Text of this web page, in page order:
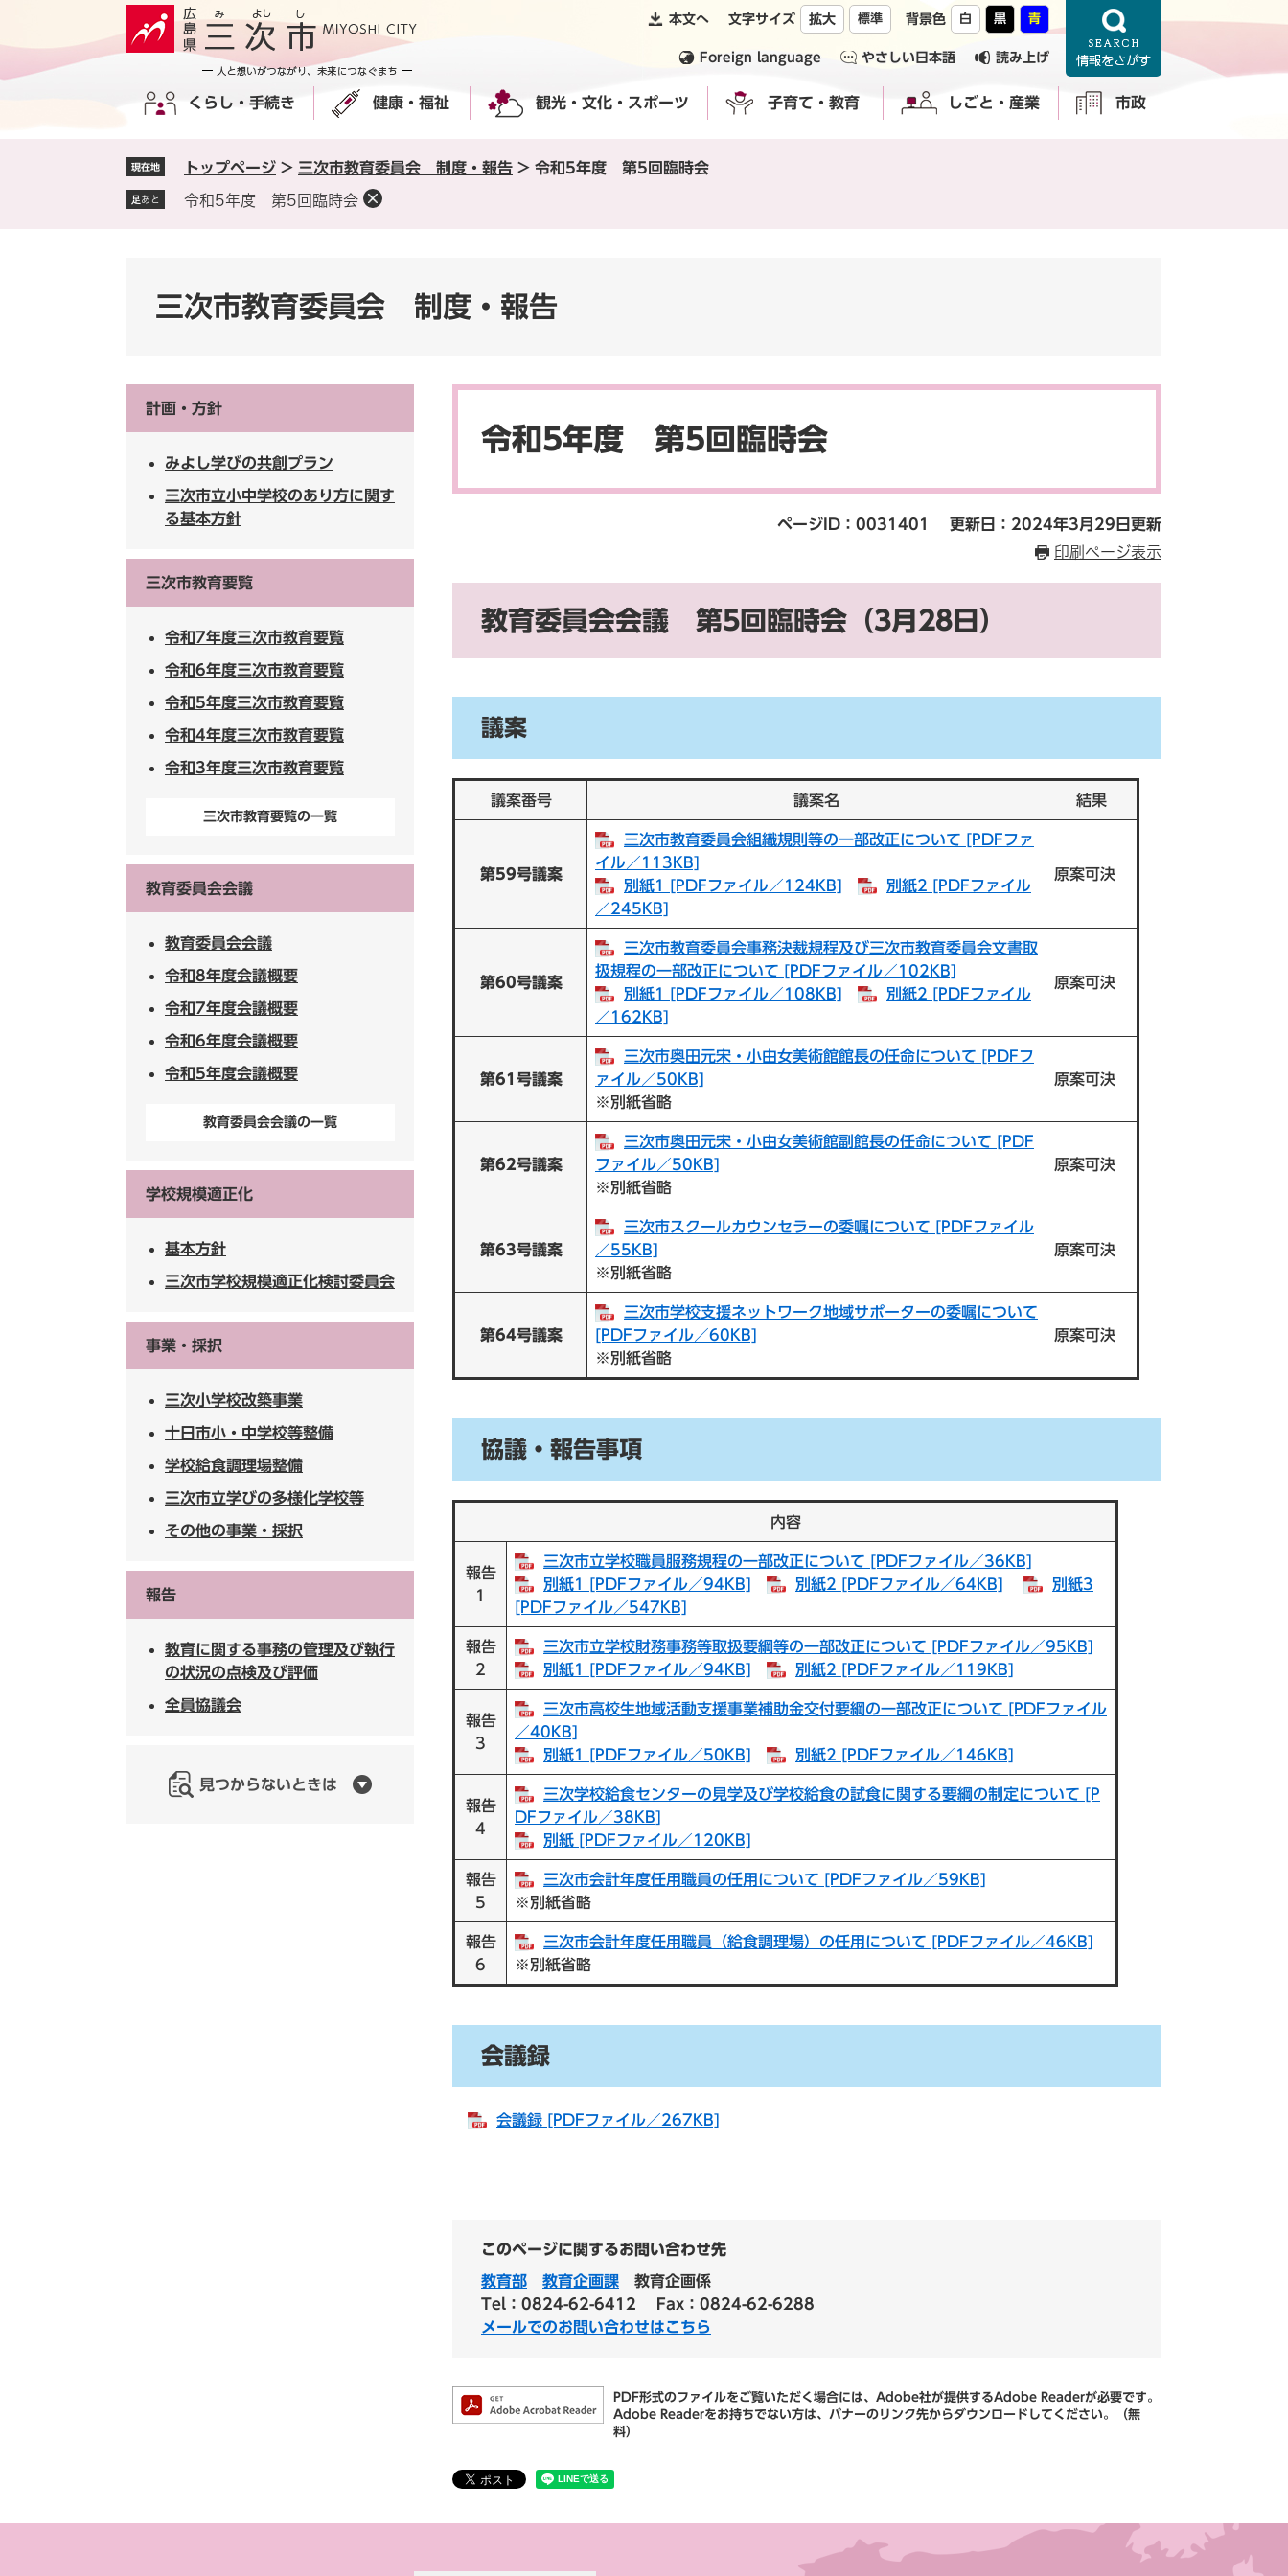
の
ー
本文へ 文字サイズ 拡大 標準 背景色 白 黒 青
Foreign language やさしい日本語 読み上げ
くらし・手続き 健康・福祉 観光・文化・スポーツ 子育て・教育 しごと・産業 市政
現在地 トップページ > 三次市教育委員会 制度・報告 > 令和5年度 第5回臨時会
足あと 令和5年度 第5回臨時会
三次市教育委員会 制度・報告
令和5年度 第5回臨時会
ページID：0031401
更新日：2024年3月29日更新
印刷ページ表示
教育委員会会議 第5回臨時会（3月28日）
議案
議案番号 議案名 結果
第59号議案
三次市教育委員会組織規則等の一部改正について [PDFファ
イル／113KB]
別紙1 [PDFファイル／124KB]
別紙2 [PDFファイル
／245KB]
原案可決
第60号議案
三次市教育委員会事務決裁規程及び三次市教育委員会文書取
扱規程の一部改正について [PDFファイル／102KB]
別紙1 [PDFファイル／108KB]
別紙2 [PDFファイル
／162KB]
原案可決
第61号議案
三次市奥田元宋・小由女美術館館長の任命について​ [PDFフ
ァイル／50KB]
※別紙省略
原案可決
第62号議案
三次市奥田元宋・小由女美術館副館長の任命について​ [PDF
ファイル／50KB]
※別紙省略
原案可決
第63号議案
三次市スクールカウンセラーの委嘱について [PDFファイル
／55KB]
※別紙省略
原案可決
第64号議案
三次市学校支援ネットワーク地域サポーターの委嘱について​
[PDFファイル／60KB]
※別紙省略
原案可決
協議・報告事項
内容
報告
1
三次市立学校職員服務規程の一部改正について [PDFファイル／36KB]
別紙1 [PDFファイル／94KB]
別紙2 [PDFファイル／64KB]
別紙3
[PDFファイル／547KB]
報告
2
三次市立学校財務事務等取扱要綱等の一部改正について [PDFファイル／95KB]
別紙1 [PDFファイル／94KB]
別紙2 [PDFファイル／119KB]
報告
3
三次市高校生地域活動支援事業補助金交付要綱の一部改正について [PDFファイル
／40KB]
別紙1 [PDFファイル／50KB]
別紙2 [PDFファイル／146KB]
報告
4
三次学校給食センターの見学及び学校給食の試食に関する要綱の制定について​ [P
DFファイル／38KB]
別紙 [PDFファイル／120KB]
報告
5
三次市会計年度任用職員の任用について [PDFファイル／59KB]
※別紙省略
報告
6
三次市会計年度任用職員（給食調理場）の任用について [PDFファイル／46KB]
※別紙省略
会議録
会議録 [PDFファイル／267KB]
このページに関するお問い合わせ先
教育部 教育企画課
教育企画係
Tel：0824-62-6412
Fax：0824-62-6288
メールでのお問い合わせはこちら
PDF形式のファイルをご覧いただく場合には、Adobe社が提供するAdobe Readerが必要です。
Adobe Readerをお持ちでない方は、バナーのリンク先からダウンロードしてください。（無
料）
計画・方針
みよし学びの共創プラン
三次市立小中学校のあり方に関す
る基本方針
三次市教育要覧
令和7年度三次市教育要覧
令和6年度三次市教育要覧
令和5年度三次市教育要覧
令和4年度三次市教育要覧
令和3年度三次市教育要覧
三次市教育要覧の一覧
教育委員会会議
教育委員会会議
令和8年度会議概要
令和7年度会議概要
令和6年度会議概要
令和5年度会議概要
教育委員会会議の一覧
学校規模適正化
基本方針
三次市学校規模適正化検討委員会
事業・採択
三次小学校改築事業
十日市小・中学校等整備
学校給食調理場整備
三次市立学びの多様化学校等
その他の事業・採択
報告
教育に関する事務の管理及び執行
の状況の点検及び評価
全員協議会
見つからないときは